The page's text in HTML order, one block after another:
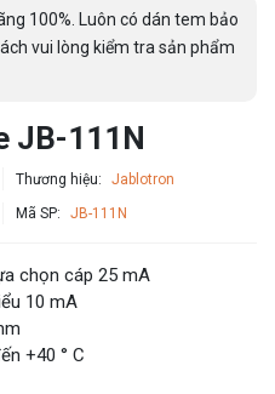
100%. Luôn có dán tem bảo
vui lòng kiểm tra sản phẩm
JB-111N
Thương hiệu: Jablotron
Mã SP: JB-111N
chọn cáp 25 mA
10 mA
+40 ° C